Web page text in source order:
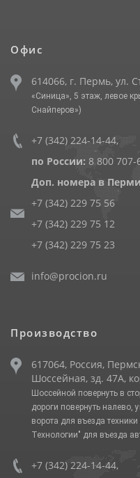
Офис
614066, г. Пермь, ул.
«Синица», 5 этаж, левое
Снайперов»)
+7 (342) 224-14-44,
по России: 8 800 707-
Доп. номера в
+7 (342) 229 75 56
+7 (342) 229 75 12
+7 (342) 229 75 23
info@procion.ru
Производство
617064, Россия,
Шоссейная, зд. 47А,
Шоссейной повернуть в
дороги повернуть налево,
ворота для въезда
Технологии" для въезда
+7 (342) 224-14-44,